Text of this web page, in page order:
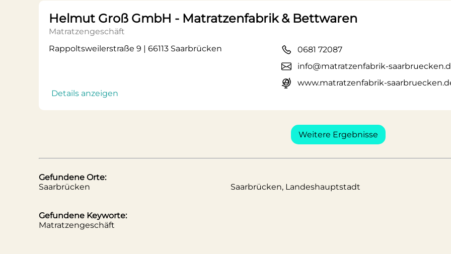
Helmut Groß GmbH - Matratzenfabrik & Bettwaren
Matratzengeschäft
Rappoltsweilerstraße 9 | 66113 Saarbrücken
Details anzeigen
0681 72087
info@matratzenfabrik-
www.matratzenfabrik-
Weitere Ergebnisse
Gefundene Orte:
Saarbrücken
Saarbrücken, Landeshauptstadt
Gefundene Keyworte:
Matratzengeschäft